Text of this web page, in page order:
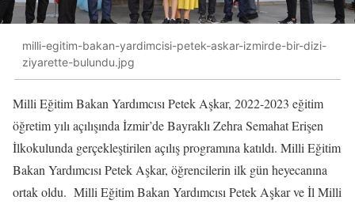
milli-egitim-bakan-yardimcisi-petek-askar-izmirde-bir-dizi-
ziyarette-bulundu.jpg
Milli Eğitim Bakan Yardımcısı Petek Aşkar, 2022-2023 eğitim
öğretim yılı açılışında İzmir’de Bayraklı Zehra Semahat Erişen
İlkokulunda gerçekleştirilen açılış programına katıldı. Milli Eğitim
Bakan Yardımcısı Petek Aşkar, öğrencilerin ilk gün heyecanına
ortak oldu. Milli Eğitim Bakan Yardımcısı Petek Aşkar ve İl Milli